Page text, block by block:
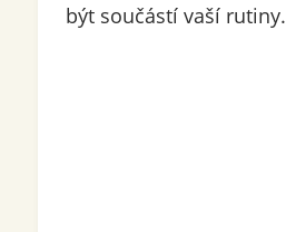
být součástí vaší rutiny.